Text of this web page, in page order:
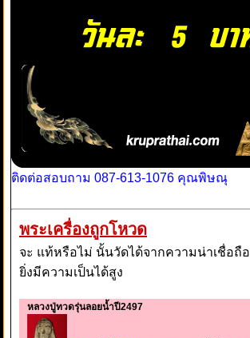
ติดต่อสอบถาม 087-613-1076 คุณพิษณุ
พระเครื่องถูกโหวด
จะ แท้หรือไม่ นั้นวัดได้จากความน่าเชื่อถื
ยิ่งมีความเป็นได้สูง
หลวงปู่ทวดรุ่นลอยน้ำปี2497